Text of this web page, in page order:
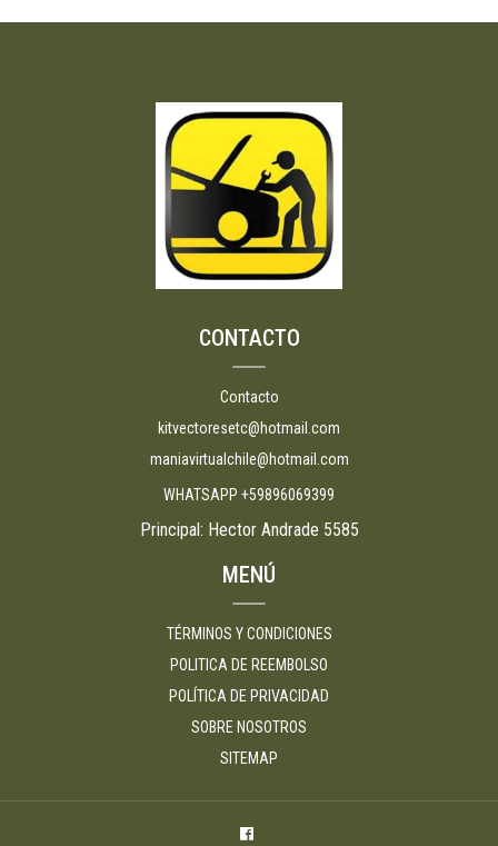
CONTACTO
Contacto
kitvectoresetc@hotmail.com
maniavirtualchile@hotmail.com
WHATSAPP +59896069399
Principal: Hector Andrade 5585
MENÚ
TÉRMINOS Y CONDICIONES
POLITICA DE REEMBOLSO
POLÍTICA DE PRIVACIDAD
SOBRE NOSOTROS
SITEMAP